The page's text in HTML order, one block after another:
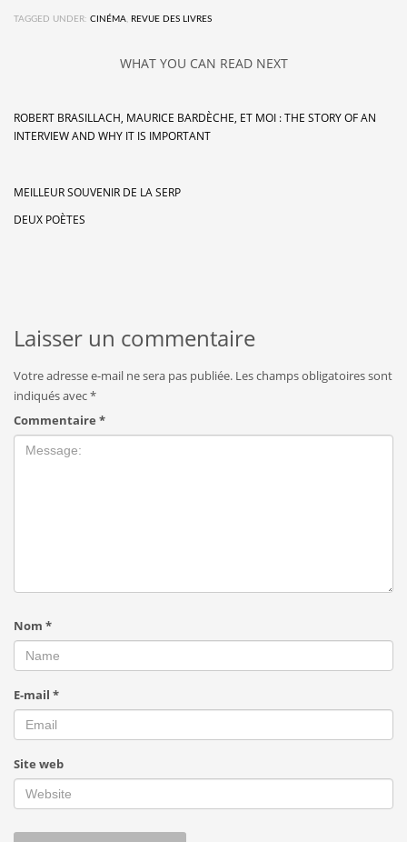
TAGGED UNDER: CINÉMA REVUE DES LIVRES
WHAT YOU CAN READ NEXT
ROBERT BRASILLACH, MAURICE BARDÈCHE, ET MOI : THE STORY OF AN
INTERVIEW AND WHY IT IS IMPORTANT
MEILLEUR SOUVENIR DE LA SERP
DEUX POÈTES
Laisser un commentaire
Votre adresse e-mail ne sera pas publiée. Les champs obligatoires sont
indiqués avec*
Commentaire *
Nom *
E-mail *
Site web